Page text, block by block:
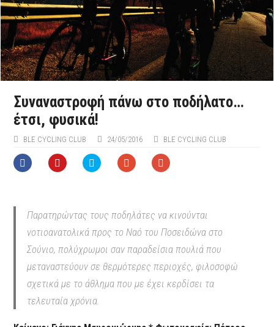
Συναναστροφή πάνω στο ποδήλατο…
έτσι, φυσικά!
BLE CYCLING CLUB 24/05/2016 BLE CYCLING CLUB
Παρατηρώντας τους ποδηλάτες να κινούνται
νοτιοανατολικά προς το Ναό του Ποσειδώνα στο
Σούνιο, πολύχρωμοι σαν παραδείσια πουλιά που
μεταναστεύουν σε θερμότερες περιοχές, φιλοσοφώ
σχετικά με το άθλημα που με έχει κερδίσει τα
τελευταία χρόνια.